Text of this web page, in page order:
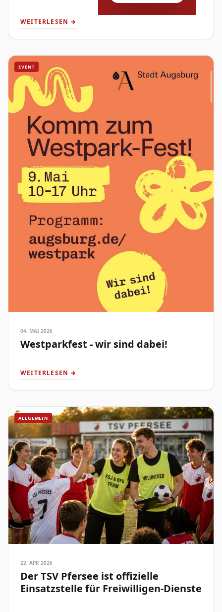
WEITERLESEN →
EVENT
04. MAI 2026
Westparkfest - wir sind dabei!
WEITERLESEN →
ALLGEMEIN
22. APR 2026
Der TSV Pfersee ist offizielle
Einsatzstelle für Freiwilligen-Dienste